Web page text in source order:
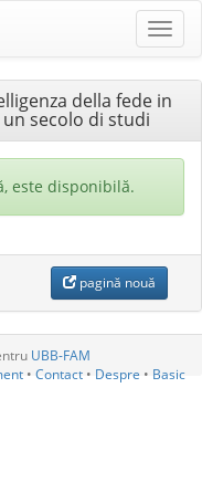
della fede in
secolo di studi
este disponibilă.
pagină nouă
UBB-FAM
• Contact • Despre • Basic